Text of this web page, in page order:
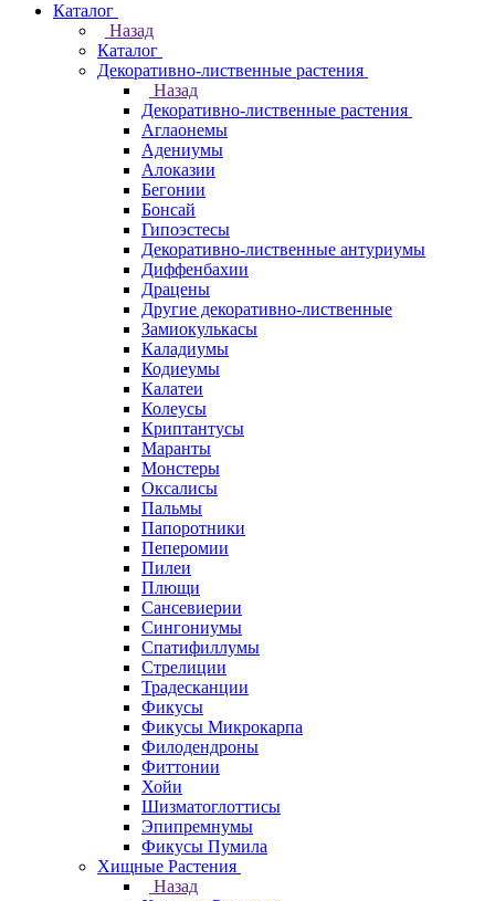
Каталог
Назад
Каталог
Декоративно-лиственные растения
Назад
Декоративно-лиственные растения
Аглаонемы
Адениумы
Алоказии
Бегонии
Бонсай
Гипоэстесы
Декоративно-лиственные антуриумы
Диффенбахии
Драцены
Другие декоративно-лиственные
Замиокулькасы
Каладиумы
Кодиеумы
Калатеи
Колеусы
Криптантусы
Маранты
Монстеры
Оксалисы
Пальмы
Папоротники
Пеперомии
Пилеи
Плющи
Сансевиерии
Сингониумы
Спатифиллумы
Стрелиции
Традесканции
Фикусы
Фикусы Микрокарпа
Филодендроны
Фиттонии
Хойи
Шизматоглоттисы
Эпипремнумы
Фикусы Пумила
Хищные Растения
Назад